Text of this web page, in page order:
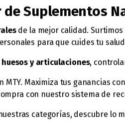
Suplementos
de la mejor calidad.
para que cuides tu
huesos y articulaciones,
MTY. Maximiza tus ganancias
con nuestro sistema de
categorías, descubre lo